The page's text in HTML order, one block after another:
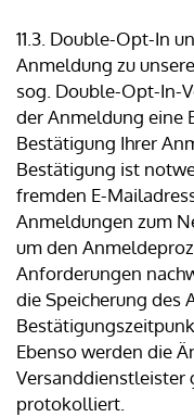
11.3. Double-Opt-In
Anmeldung zu
sog. Double-Opt-In-
der Anmeldung eine
Bestätigung Ihrer
Bestätigung ist
fremden E-
Anmeldungen zum
um den
Anforderungen
die Speicherung des
Ebenso werden die
Versanddienstleister
protokolliert.